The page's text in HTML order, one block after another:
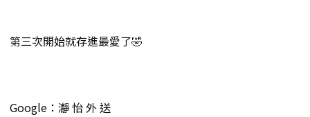
第三次開始就存進最愛了🤣
Google：瀞 怡 外 送